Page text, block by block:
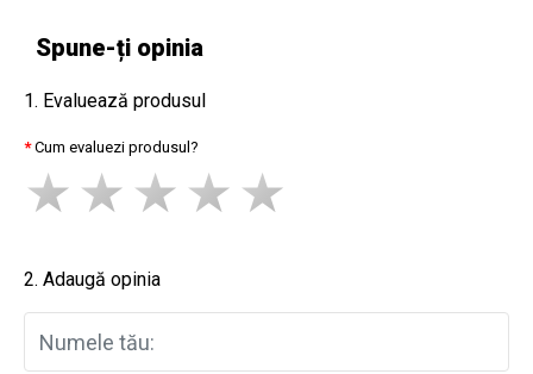
Spune-ți opinia
1. Evaluează produsul
Cum evaluezi produsul?
2. Adaugă opinia